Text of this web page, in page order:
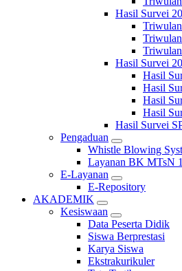
Hasil Survei
Hasil Survei
Hasil
Hasil
Hasil
Hasil
Hasil Survei
Pengaduan
Whistle Blowing
Layanan BK MTsN 1
E-Layanan
E-Repository
AKADEMIK
Kesiswaan
Data Peserta Didik
Siswa Berprestasi
Karya Siswa
Ekstrakurikuler